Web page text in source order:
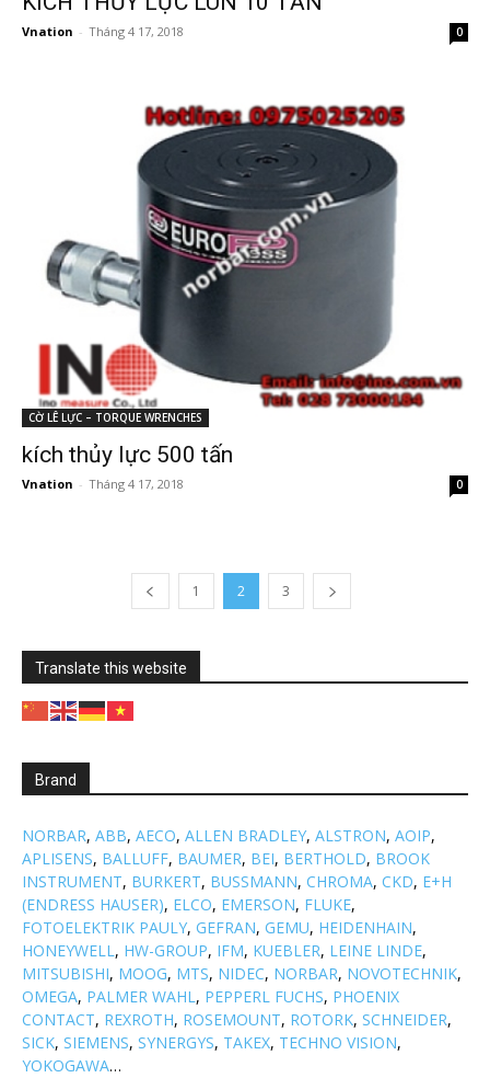
Vnation - Tháng 4 17, 2018 0
CỜ LÊ LỰC – TORQUE WRENCHES
kích thủy lực 500 tấn
Vnation - Tháng 4 17, 2018 0
1 2 3
Translate this website
Brand
NORBAR, ABB, AECO, ALLEN BRADLEY, ALSTRON, AOIP,
APLISENS, BALLUFF, BAUMER, BEI, BERTHOLD, BROOK
INSTRUMENT, BURKERT, BUSSMANN, CHROMA, CKD, E+H
(ENDRESS HAUSER), ELCO, EMERSON, FLUKE,
FOTOELEKTRIK PAULY, GEFRAN, GEMU, HEIDENHAIN,
HONEYWELL, HW-GROUP, IFM, KUEBLER, LEINE LINDE,
MITSUBISHI, MOOG, MTS, NIDEC, NORBAR, NOVOTECHNIK,
OMEGA, PALMER WAHL, PEPPERL FUCHS, PHOENIX
CONTACT, REXROTH, ROSEMOUNT, ROTORK, SCHNEIDER,
SICK, SIEMENS, SYNERGYS, TAKEX, TECHNO VISION,
YOKOGAWA…